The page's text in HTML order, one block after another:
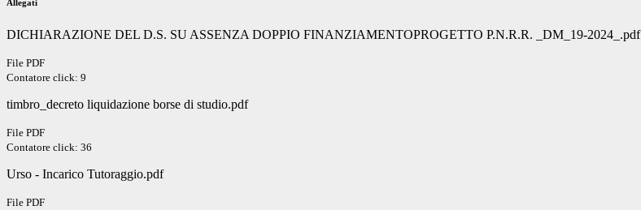
Allegati
DICHIARAZIONE DEL D.S. SU ASSENZA DOPPIO FINANZIAMENTOPROGETTO P.N.R.R. _DM_19-2024_.pdf
File PDF
Contatore click: 9
timbro_decreto liquidazione borse di studio.pdf
File PDF
Contatore click: 36
Urso - Incarico Tutoraggio.pdf
File PDF